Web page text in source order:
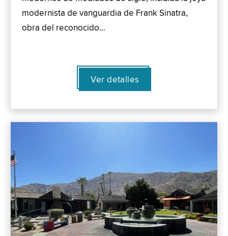
modernista de vanguardia de Frank Sinatra,
obra del reconocido…
Ver detalles